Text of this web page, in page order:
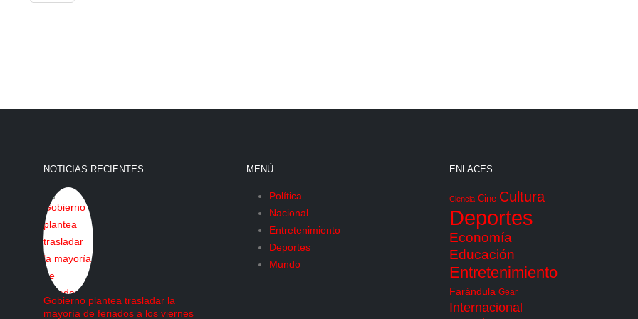
NOTICIAS RECIENTES
Gobierno plantea trasladar la
mayoría de feriados a los viernes
MENÚ
Política
Nacional
Entretenimiento
Deportes
Mundo
ENLACES
Ciencia Cine Cultura
Deportes
Economía
Educación
Entretenimiento
Farándula Gear
Internacional